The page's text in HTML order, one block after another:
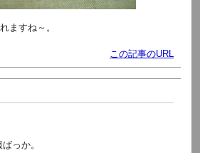
ますね～。
この記事のURL
っか。